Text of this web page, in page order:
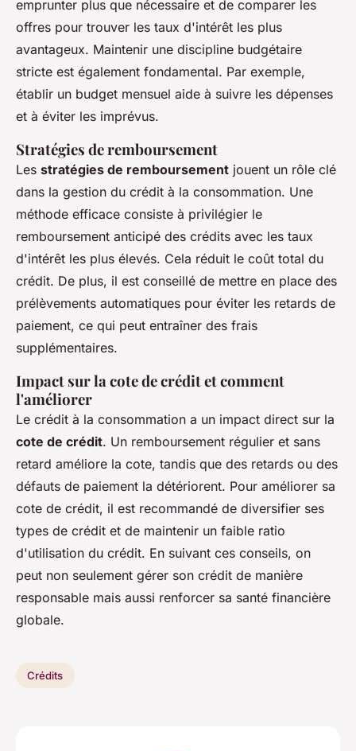
emprunter plus que nécessaire et de comparer les
offres pour trouver les taux d'intérêt les plus
avantageux. Maintenir une discipline budgétaire
stricte est également fondamental. Par exemple,
établir un budget mensuel aide à suivre les dépenses
et à éviter les imprévus.
Stratégies de remboursement
Les stratégies de remboursement jouent un rôle clé
dans la gestion du crédit à la consommation. Une
méthode efficace consiste à privilégier le
remboursement anticipé des crédits avec les taux
d'intérêt les plus élevés. Cela réduit le coût total du
crédit. De plus, il est conseillé de mettre en place des
prélèvements automatiques pour éviter les retards de
paiement, ce qui peut entraîner des frais
supplémentaires.
Impact sur la cote de crédit et comment
l'améliorer
Le crédit à la consommation a un impact direct sur la
cote de crédit. Un remboursement régulier et sans
retard améliore la cote, tandis que des retards ou des
défauts de paiement la détériorent. Pour améliorer sa
cote de crédit, il est recommandé de diversifier ses
types de crédit et de maintenir un faible ratio
d'utilisation du crédit. En suivant ces conseils, on
peut non seulement gérer son crédit de manière
responsable mais aussi renforcer sa santé financière
globale.
Crédits